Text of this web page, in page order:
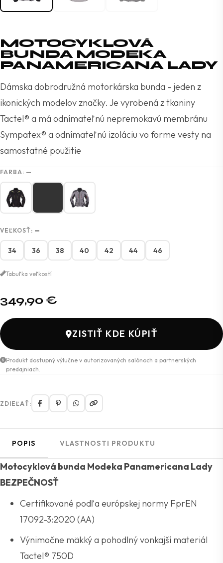
MOTOCYKLOVÁ
BUNDA MODEKA
PANAMERICANA LADY
Dámska dobrodružná motorkárska bunda - jeden z
ikonických modelov značky. Je vyrobená z tkaniny
Tactel® a má odnímateľnú nepremokavú membránu
Sympatex® a odnímateľnú izoláciu vo forme vesty na
samostatné použitie
FARBA: —
VEĽKOSŤ: —
34 36 38 40 42 44 46
Tabuľka veľkostí
349,90 €
ZISTIŤ KDE KÚPIŤ
Produkt dostupný výlučne v autorizovaných salónoch a partnerských
predajniach.
ZDIEĽAŤ:
POPIS VLASTNOSTI PRODUKTU
Motocyklová bunda Modeka Panamericana Lady
BEZPEČNOSŤ
Certifikované podľa európskej normy FprEN
17092-3:2020 (AA)
Výnimočne mäkký a pohodlný vonkajší materiál
Tactel® 750D